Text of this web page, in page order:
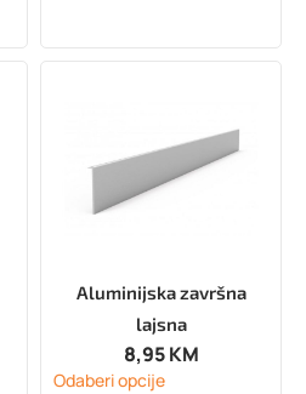
Aluminijska završna
lajsna
8,95KM
Odaberi opcije